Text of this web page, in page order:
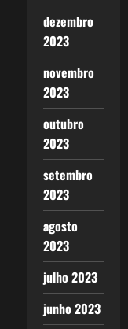
dezembro
2023
novembro
2023
outubro
2023
setembro
2023
agosto
2023
julho 2023
junho 2023